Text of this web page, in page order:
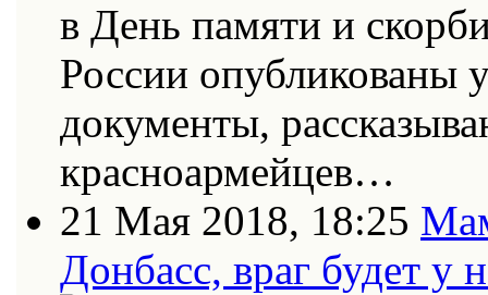
в День памяти и
России опубликованы
документы,
красноармейцев…
21 Мая 2018, 18:25
Донбасс, враг будет у